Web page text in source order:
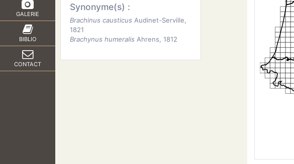
GALERIE
BIBLIO
CONTACT
Synonyme(s) :
Brachinus causticus Audinet-Serville,
1821
Brachynus humeralis Ahrens, 1812